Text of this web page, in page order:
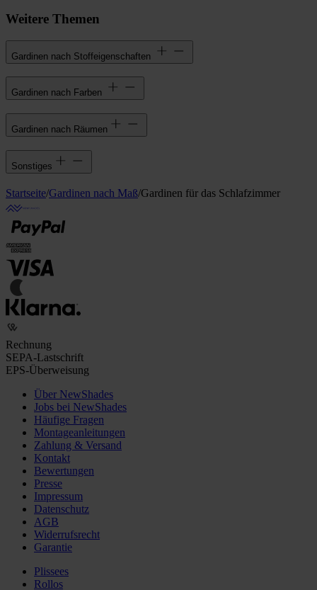
Weitere Themen
Gardinen nach Stoffeigenschaften
Gardinen nach Farben
Gardinen nach Räumen
Sonstiges
Startseite/Gardinen nach Maß/Gardinen für das Schlafzimmer
Rechnung
SEPA-Lastschrift
EPS-Überweisung
Über NewShades
Jobs bei NewShades
Häufige Fragen
Montageanleitungen
Zahlung & Versand
Kontakt
Bewertungen
Presse
Impressum
Datenschutz
AGB
Widerrufsrecht
Garantie
Plissees
Rollos